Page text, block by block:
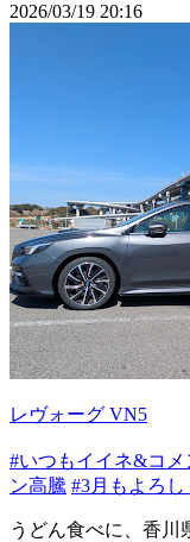
2026/03/19 20:16
レヴォーグ VN5
#いつもイイネ&コメ
ン高騰 #3月もよろ
うどん食べに、香川